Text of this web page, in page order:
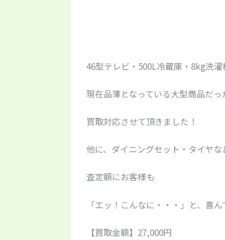
46型テレビ・500L冷蔵庫・8kg洗濯
現在品薄となっている大型商品だっ
買取対応させて頂きました！
他に、ダイニングセット・タイヤ
査定額にお客様も
「エッ！こんなに・・・」と、喜
【買取金額】27,000円